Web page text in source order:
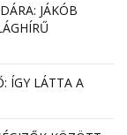
JÁKÓB
ÍGY LÁTTA A